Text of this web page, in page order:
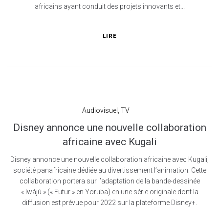
africains ayant conduit des projets innovants et...
LIRE
Audiovisuel TV
Disney annonce une nouvelle collaboration
africaine avec Kugali
Disney annonce une nouvelle collaboration africaine avec Kugali,
société panafricaine dédiée au divertissement l’animation. Cette
collaboration portera sur l’adaptation de la bande-dessinée
« Iwájú » (« Futur » en Yoruba) en une série originale dont la
diffusion est prévue pour 2022 sur la plateforme Disney+.